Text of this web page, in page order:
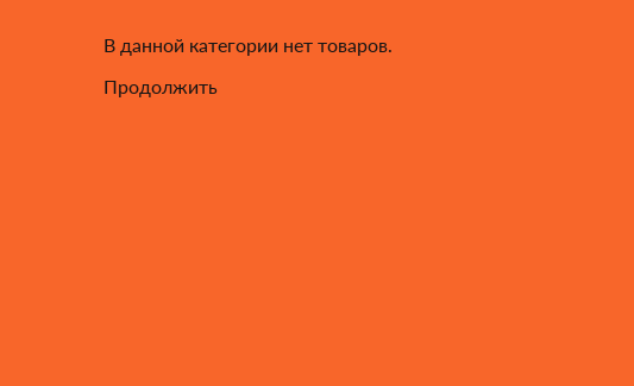
В данной категории нет товаров.
Продолжить